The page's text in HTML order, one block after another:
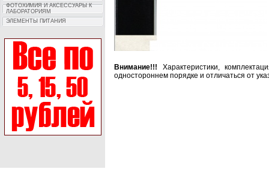
ФОТОХИМИЯ И АКCЕССУАРЫ К
ЛАБОРАТОРИЯМ
ЭЛЕМЕНТЫ ПИТАНИЯ
Внимание!!! Характеристики,
одностороннем порядке и отличаться от